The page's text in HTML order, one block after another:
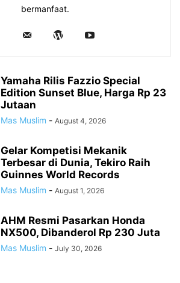
bermanfaat.
Yamaha Rilis Fazzio Special
Edition Sunset Blue, Harga Rp 23
Jutaan
Mas Muslim - August 4, 2026
Gelar Kompetisi Mekanik
Terbesar di Dunia, Tekiro Raih
Guinnes World Records
Mas Muslim - August 1, 2026
AHM Resmi Pasarkan Honda
NX500, Dibanderol Rp 230 Juta
Mas Muslim - July 30, 2026